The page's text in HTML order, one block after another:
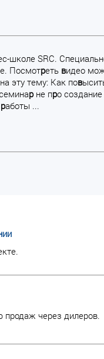
школе SRC.
Посмотреть видео
эту тему: Как пов
рне про
работы ...
продаж через дилеров.